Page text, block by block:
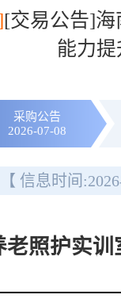
[交易公告]海
能力
采购公告
2026-07-08
【 信息时间:
照护实